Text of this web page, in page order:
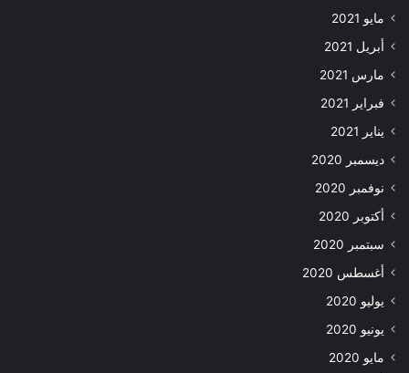
مايو 2021
أبريل 2021
مارس 2021
فبراير 2021
يناير 2021
ديسمبر 2020
نوفمبر 2020
أكتوبر 2020
سبتمبر 2020
أغسطس 2020
يوليو 2020
يونيو 2020
مايو 2020